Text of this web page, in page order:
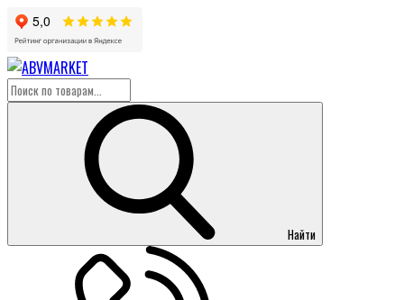
Найти